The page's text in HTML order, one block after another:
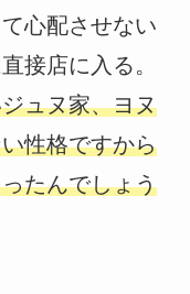
心配させない
接店に入る。
ュヌ家、ヨヌ
性格ですから
たんでしょう